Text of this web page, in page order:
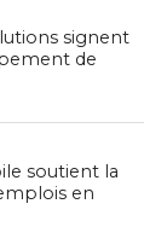
signent
de
soutient la
en